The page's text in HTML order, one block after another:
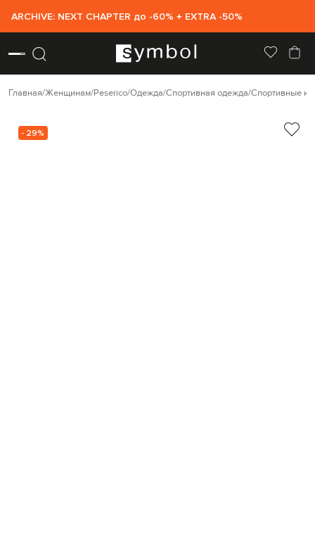
ARCHIVE: NEXT CHAPTER до -60% + EXTRA -50%
Главная Женщинам Peserico Одежда Спортивная одежда Спортивные
- 29%